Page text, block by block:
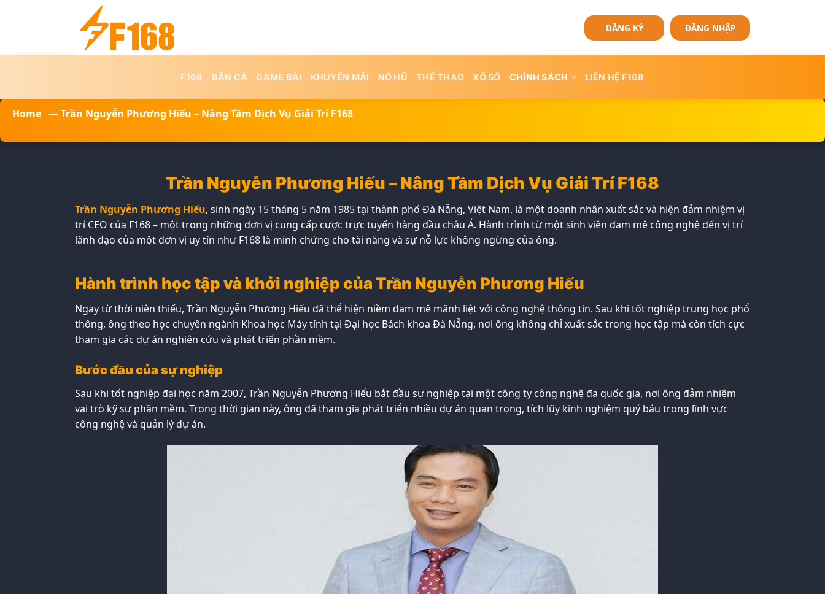
ĐĂNG KÝ ĐĂNG NHẬP
F168 BẮN CÁ GAME BÀI KHUYẾN MÃI NỔ HŨ THỂ THAO XỔ SỐ CHÍNH SÁCH LIÊN HỆ F168
Home —Trần Nguyễn Phương Hiếu – Nâng Tầm Dịch Vụ Giải Trí F168
Trần Nguyễn Phương Hiếu – Nâng Tầm Dịch Vụ Giải Trí F168
Trần Nguyễn Phương Hiếu, sinh ngày 15 tháng 5 năm 1985 tại thành phố Đà Nẵng, Việt Nam, là một doanh nhân xuất sắc và hiện đảm nhiệm vị
trí CEO của F168 – một trong những đơn vị cung cấp cược trực tuyến hàng đầu châu Á. Hành trình từ một sinh viên đam mê công nghệ đến vị trí
lãnh đạo của một đơn vị uy tín như F168 là minh chứng cho tài năng và sự nỗ lực không ngừng của ông.
Hành trình học tập và khởi nghiệp của Trần Nguyễn Phương Hiếu
Ngay từ thời niên thiếu, Trần Nguyễn Phương Hiếu đã thể hiện niềm đam mê mãnh liệt với công nghệ thông tin. Sau khi tốt nghiệp trung học phổ
thông, ông theo học chuyên ngành Khoa học Máy tính tại Đại học Bách khoa Đà Nẵng, nơi ông không chỉ xuất sắc trong học tập mà còn tích cực
tham gia các dự án nghiên cứu và phát triển phần mềm.
Bước đầu của sự nghiệp
Sau khi tốt nghiệp đại học năm 2007, Trần Nguyễn Phương Hiếu bắt đầu sự nghiệp tại một công ty công nghệ đa quốc gia, nơi ông đảm nhiệm
vai trò kỹ sư phần mềm. Trong thời gian này, ông đã tham gia phát triển nhiều dự án quan trọng, tích lũy kinh nghiệm quý báu trong lĩnh vực
công nghệ và quản lý dự án.